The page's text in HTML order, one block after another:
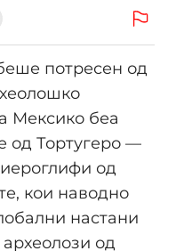
потресен од
Мексико беа
од Тортугеро —
од
кои наводно
настани
од